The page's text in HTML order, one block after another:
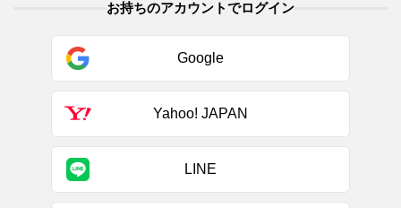
お持ちのアカウントでログイン
Google
Yahoo! JAPAN
LINE